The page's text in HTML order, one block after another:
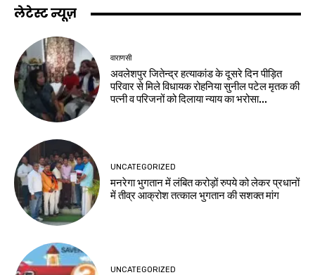
लेटेस्ट न्यूज़
वाराणसी
अवलेशपुर जितेन्द्र हत्याकांड के दूसरे दिन पीड़ित
परिवार से मिले विधायक रोहनिया सुनील पटेल मृतक की
पत्नी व परिजनों को दिलाया न्याय का भरोसा...
UNCATEGORIZED
मनरेगा भुगतान में लंबित करोड़ों रुपये को लेकर प्रधानों
में तीव्र आक्रोश तत्काल भुगतान की सशक्त मांग
UNCATEGORIZED